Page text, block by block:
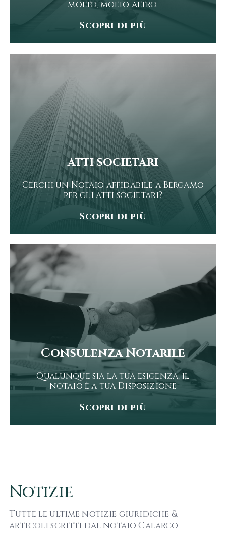
molto, molto altro.
Scopri di più
atti societari
Cerchi un Notaio affidabile a Bergamo
per gli atti societari?
Scopri di più
Consulenza Notarile
Qualunque sia la tua esigenza, il
notaio è a tua Disposizione
Scopri di più
Notizie
Tutte le ultime notizie giuridiche &
articoli scritti dal notaio Calarco